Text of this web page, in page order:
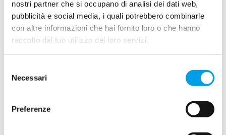
nostri partner che si occupano di analisi dei dati web,
pubblicità e social media, i quali potrebbero combinarle
con altre informazioni che hai fornito loro o che hanno
raccolto dal tuo utilizzo dei loro servizi.
delNecessari
Preferenze
La Sicilia brucia: nel 2025 persi
37 km² di ecosistemi forestali,
record nazionale di superficie
24/10/2025